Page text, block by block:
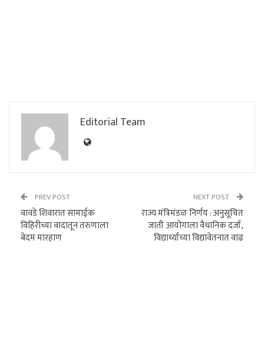
Editorial Team
PREV POST
वावडे शिवारात सामाईक
विहिरीच्या वादातून तरुणाला
बेदम मारहाण
NEXT POST
राज्य मंत्रिमंडळ निर्णय : अनुसूचित
जाती आयोगाला वैधानिक दर्जा,
विद्यार्थ्यांच्या विद्यावेतनात वाढ